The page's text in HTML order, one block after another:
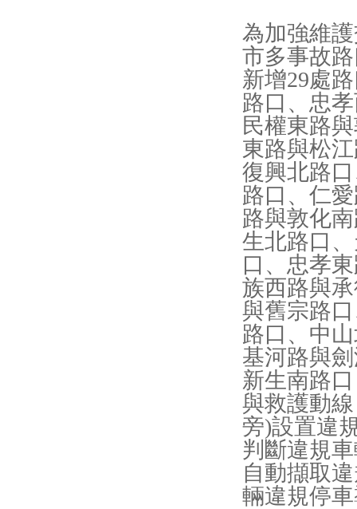
為加強維
市多事故
新增29處
路口、忠
民權東路
東路與松
復興北路
路口、仁
路與敦化
生北路口
口、忠孝
族西路與
與舊宗路
路口、中
基河路與
新生南路
與救護動
旁)設置違
判斷違規
自動擷取
輛違規停